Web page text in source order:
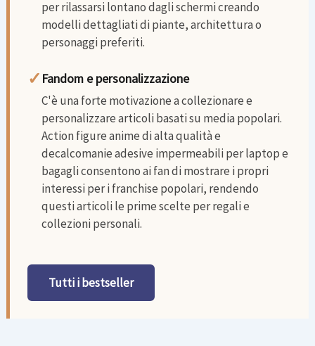
per rilassarsi lontano dagli schermi creando
modelli dettagliati di piante, architettura o
personaggi preferiti.
✓ Fandom e personalizzazione
C'è una forte motivazione a collezionare e
personalizzare articoli basati su media popolari.
Action figure anime di alta qualità e
decalcomanie adesive impermeabili per laptop e
bagagli consentono ai fan di mostrare i propri
interessi per i franchise popolari, rendendo
questi articoli le prime scelte per regali e
collezioni personali.
Tutti i bestseller